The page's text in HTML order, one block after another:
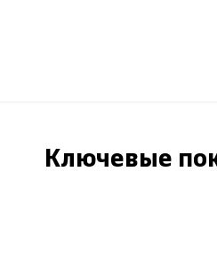
Ключевые